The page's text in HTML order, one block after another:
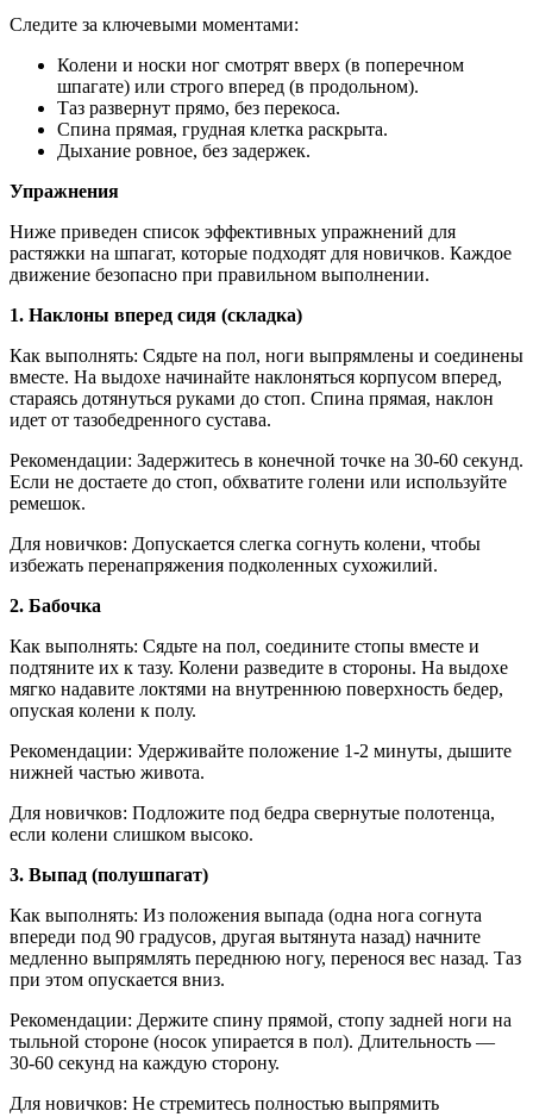
Следите за ключевыми моментами:
Колени и носки ног смотрят вверх (в поперечном
шпагате) или строго вперед (в продольном).
Таз развернут прямо, без перекоса.
Спина прямая, грудная клетка раскрыта.
Дыхание ровное, без задержек.
Упражнения
Ниже приведен список эффективных упражнений для
растяжки на шпагат, которые подходят для новичков. Каждое
движение безопасно при правильном выполнении.
1. Наклоны вперед сидя (складка)
Как выполнять: Сядьте на пол, ноги выпрямлены и соединены
вместе. На выдохе начинайте наклоняться корпусом вперед,
стараясь дотянуться руками до стоп. Спина прямая, наклон
идет от тазобедренного сустава.
Рекомендации: Задержитесь в конечной точке на 30-60 секунд.
Если не достаете до стоп, обхватите голени или используйте
ремешок.
Для новичков: Допускается слегка согнуть колени, чтобы
избежать перенапряжения подколенных сухожилий.
2. Бабочка
Как выполнять: Сядьте на пол, соедините стопы вместе и
подтяните их к тазу. Колени разведите в стороны. На выдохе
мягко надавите локтями на внутреннюю поверхность бедер,
опуская колени к полу.
Рекомендации: Удерживайте положение 1-2 минуты, дышите
нижней частью живота.
Для новичков: Подложите под бедра свернутые полотенца,
если колени слишком высоко.
3. Выпад (полушпагат)
Как выполнять: Из положения выпада (одна нога согнута
впереди под 90 градусов, другая вытянута назад) начните
медленно выпрямлять переднюю ногу, перенося вес назад. Таз
при этом опускается вниз.
Рекомендации: Держите спину прямой, стопу задней ноги на
тыльной стороне (носок упирается в пол). Длительность —
30-60 секунд на каждую сторону.
Для новичков: Не стремитесь полностью выпрямить